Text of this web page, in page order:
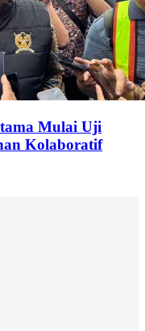
Mulai Uji
Kolaboratif